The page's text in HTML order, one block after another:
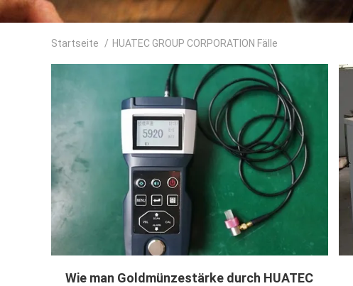
Startseite / HUATEC GROUP CORPORATION Fälle
Wie man Goldmünzestärke durch HUATEC